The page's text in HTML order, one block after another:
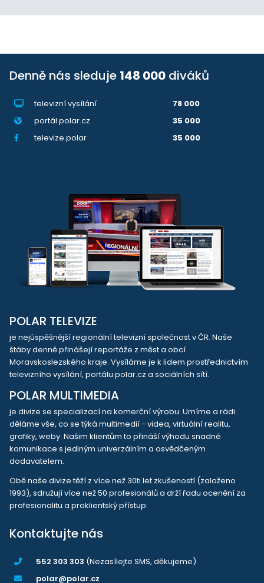
Denně nás sleduje 148 000 diváků
televizní vysílání
78 000
portál polar.cz
35 000
televize.polar
35 000
POLAR TELEVIZE
je nejúspěšnější regionální televizní společnost v ČR. Naše
štáby denně přinášejí reportáže z měst a obcí
Moravskoslezského kraje. Vysíláme je k lidem prostřednictvím
televizního vysílání, portálu polar.cz a sociálních sítí.
POLAR MULTIMEDIA
je divize se specializací na komerční výrobu. Umíme a rádi
děláme vše, co se týká multimedií - videa, virtuální realitu,
grafiky, weby. Našim klientům to přináší výhodu snadné
komunikace s jediným univerzálním a osvědčeným
dodavatelem.
Obě naše divize těží z více než 30ti let zkušeností (založeno
1993), sdružují více než 50 profesionálů a drží řadu ocenění za
profesionalitu a proklientský přístup.
Kontaktujte nás
552 303 303 (Nezasílejte SMS, děkujeme)
polar@polar.cz